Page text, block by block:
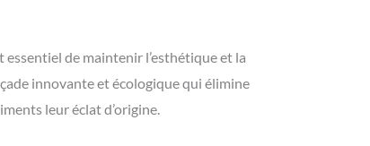
de maintenir l’esthétique et la
innovante et écologique qui élimine
leur éclat d’origine.